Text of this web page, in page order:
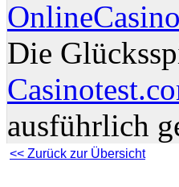
Die
ausführlich
<< Zurück zur Übersicht